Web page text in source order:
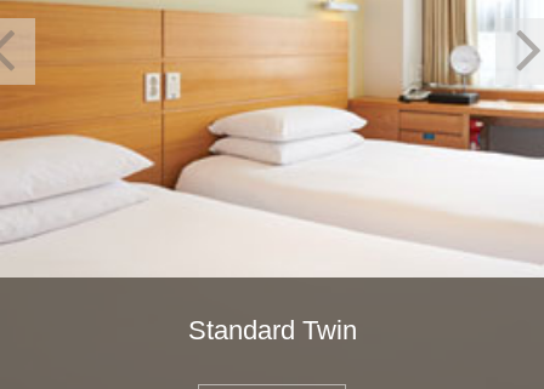
Standard Twin